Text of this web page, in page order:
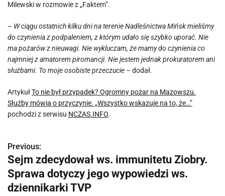
Milewski w rozmowie z „Faktem”.
– W ciągu ostatnich kilku dni na terenie Nadleśnictwa Mińsk mieliśmy
do czynienia z podpaleniem, z którym udało się szybko uporać. Nie
ma pożarów z nieuwagi. Nie wykluczam, że mamy do czynienia co
najmniej z amatorem piromancji. Nie jestem jednak prokuratorem ani
służbami. To moje osobiste przeczucie – dodał.
ArtykułTo nie był przypadek? Ogromny pożar na Mazowszu.
Służby mówią o przyczynie. „Wszystko wskazuje na to, że…”
pochodzi z serwisu NCZAS.INFO.
N
a
w
Previous:
Sejm zdecydował ws. immunitetu Ziobry.
Sprawa dotyczy jego wypowiedzi ws.
dziennikarki TVP